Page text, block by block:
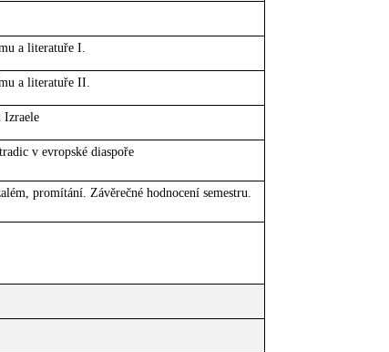
a literatuře I.
a literatuře II.
Izraele
v evropské diaspoře
promítání. Závěrečné hodnocení semestru.